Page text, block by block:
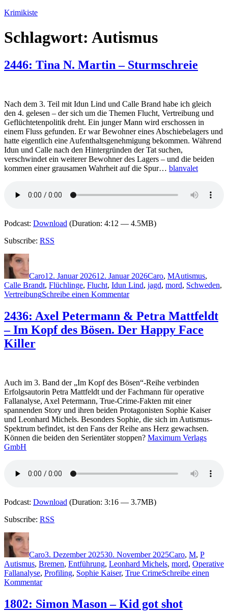
Zum
springen
Krimikiste
Schlagwort: Autismus
2446: Tina N. Martin – Sturmschreie
Nach dem 3. Teil mit Idun Lind und Calle Brand habe ich gleich
den 4. gelesen – der sich um die Themen Flucht, Vertreibung und
Geflüchtetenpolitik dreht. Ein junger Mann wird erschossen in
einem Fluss gefunden. Er war Bewohner eines Abschiebelagers und
hatte eigentlich eine Aufenthaltsgenehmigung bekommen. Während
Idun und Calle nach den Hintergründen der Tat suchen,
verschwindet ein weiterer Bewohner des Lagers – und die beiden
kommen einer grausamen Wahrheit auf die Spur… blanvalet
Podcast: Download (Duration: 4:12 — 4.5MB)
Subscribe: RSS
Autor
Caro12. Januar 202612. Januar 2026Caro, MAutismus,
Calle Brandt, Flüchlinge, Flucht, Idun Lind, jagd, mord, Schweden,
VertreibungSchreibe einen Kommentarzu
Tina
N.
Martin
2436: Axel Petermann & Petra Mattfeldt
– Im Kopf des Bösen. Der Happy Face
Killer
Auch im 3. Band der „Im Kopf des Bösen“-Reihe verbinden
Erfolgsautorin Petra Mattfeldt und der Fachmann für operative
Fallanalyse, Axel Petermann, True-Crime-Fakten mit einer
spannenden Story und ihren beiden Protagonisten Sophie Kaiser
und Leonhard Michels. Besonders Sophie, die sich im Autismus-
Spektrum befindet, ist den Fans der Reihe ans Herz gewachsen.
Können die beiden den Serientäter stoppen? Maximum Verlags
GmbH
Podcast: Download (Duration: 3:16 — 3.7MB)
Subscribe: RSS
Autor
Caro3. Dezember 202530. November 2025Caro, M, P
Autismus, Bremen, Entführung, Leonhard Michels, mord, Operative
Fallanalyse, Profiling, Sophie Kaiser, True CrimeSchreibe einen
Kommentarzu
Axel
Petermann
1802: Simon Mason – Kid got shot